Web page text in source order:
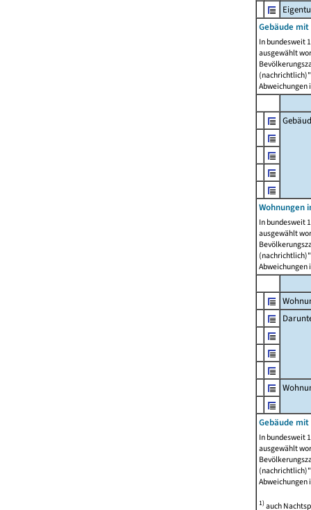
Gebäude
In bundesweit
ausgewählt
Abweichungen
Wohnungen
In bundesweit
ausgewählt
Abweichungen
Gebäude
In bundesweit
ausgewählt
Abweichungen
1)auch